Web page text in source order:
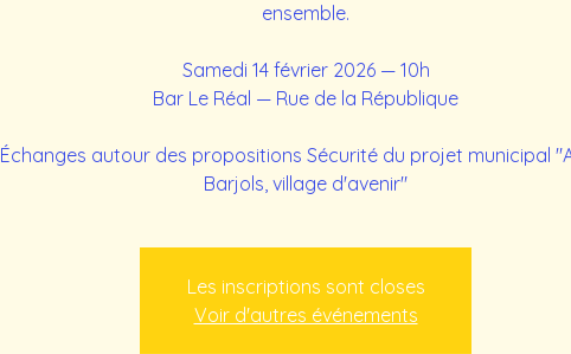
ensemble.
Samedi 14 février 2026 — 10h
Bar Le Réal — Rue de la République
Échanges autour des propositions Sécurité du projet municipal
Barjols, village d'avenir"
Les inscriptions sont closes
Voir d'autres événements